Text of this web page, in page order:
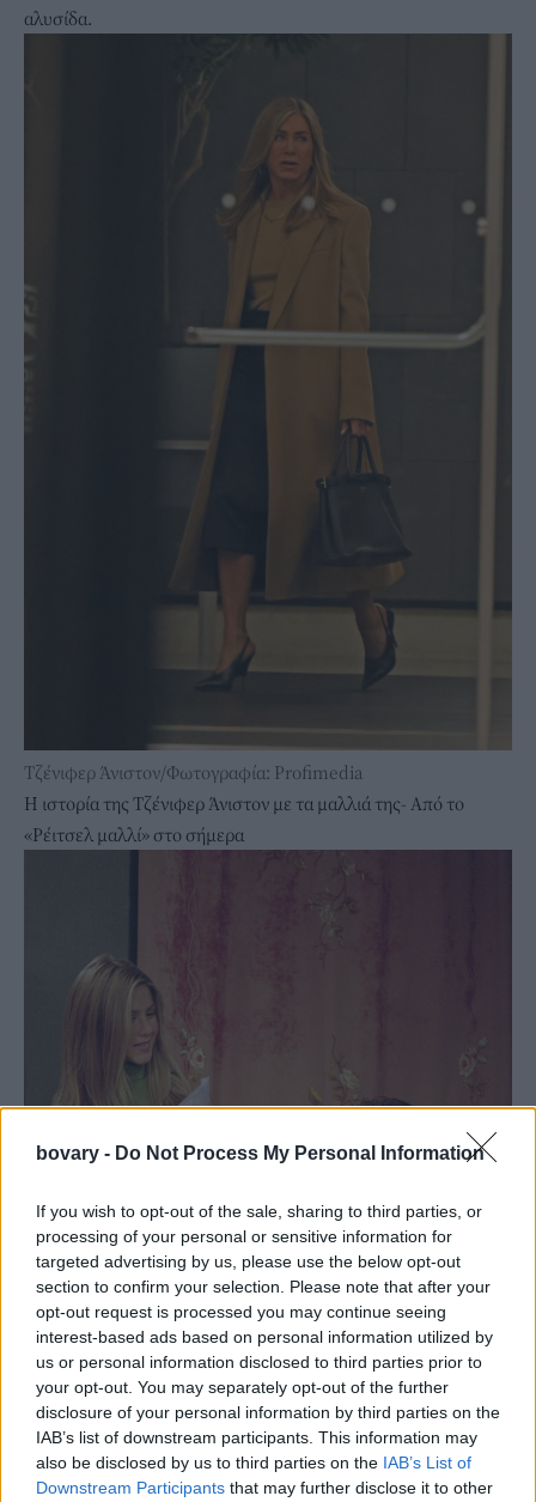
bovary - Do Not Process My Personal Information
If you wish to opt-out of the sale, sharing to third parties, or
processing of your personal or sensitive information for
targeted advertising by us, please use the below opt-out
section to confirm your selection. Please note that after your
opt-out request is processed you may continue seeing
interest-based ads based on personal information utilized by
us or personal information disclosed to third parties prior to
your opt-out. You may separately opt-out of the further
disclosure of your personal information by third parties on the
IAB’s list of downstream participants. This information may
also be disclosed by us to third parties on the IAB’s List of
Downstream Participants that may further disclose it to other
αλυσίδα.
Τζένιφερ Άνιστον/Φωτογραφία: Profimedia
Η ιστορία της Τζένιφερ Άνιστον με τα μαλλιά της- Από το
«Ρέιτσελ μαλλί» στο σήμερα
Η Τζένιφερ Άνιστον ως Ρέιτσελ στη σειρά «Φιλαράκια»/